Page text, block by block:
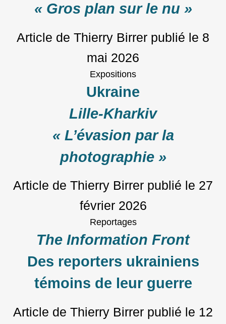
« Gros plan sur le nu »
Article de Thierry Birrer publié le 8
mai 2026
Expositions
Ukraine
Lille-Kharkiv
« L’évasion par la
photographie »
Article de Thierry Birrer publié le 27
février 2026
Reportages
The Information Front
Des reporters ukrainiens
témoins de leur guerre
Article de Thierry Birrer publié le 12